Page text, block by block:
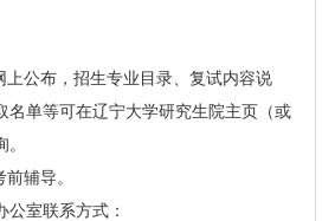
上公布，招生专业目录、复试内容说
名单等可在辽宁大学研究生院主页（或
辅导。
室联系方式：